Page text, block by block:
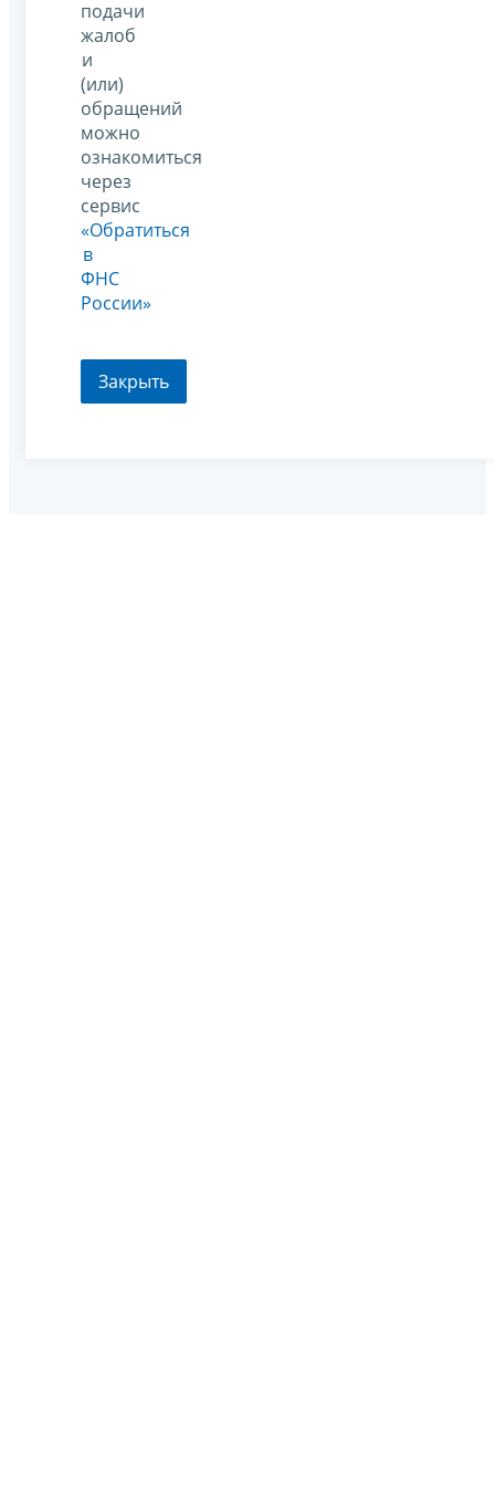
подачи
жалоб
и
(или)
обращений
можно
ознакомиться
через
сервис
«Обратиться
в
ФНС
России»
Закрыть